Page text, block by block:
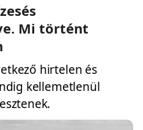
Mi történt
hirtelen és
kellemetlenül